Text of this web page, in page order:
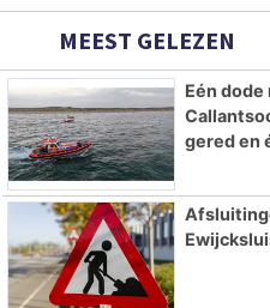
MEEST GELEZEN
Eén
gered en